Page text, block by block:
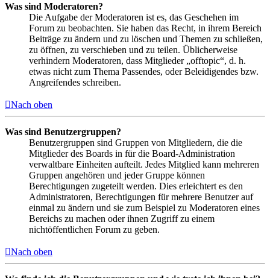
Was sind Moderatoren?
Die Aufgabe der Moderatoren ist es, das Geschehen im
Forum zu beobachten. Sie haben das Recht, in ihrem Bereich
Beiträge zu ändern und zu löschen und Themen zu schließen,
zu öffnen, zu verschieben und zu teilen. Üblicherweise
verhindern Moderatoren, dass Mitglieder „offtopic“, d. h.
etwas nicht zum Thema Passendes, oder Beleidigendes bzw.
Angreifendes schreiben.
Nach oben
Was sind Benutzergruppen?
Benutzergruppen sind Gruppen von Mitgliedern, die die
Mitglieder des Boards in für die Board-Administration
verwaltbare Einheiten aufteilt. Jedes Mitglied kann mehreren
Gruppen angehören und jeder Gruppe können
Berechtigungen zugeteilt werden. Dies erleichtert es den
Administratoren, Berechtigungen für mehrere Benutzer auf
einmal zu ändern und sie zum Beispiel zu Moderatoren eines
Bereichs zu machen oder ihnen Zugriff zu einem
nichtöffentlichen Forum zu geben.
Nach oben